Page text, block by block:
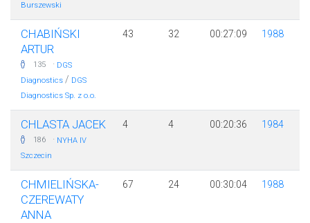
Burszewski
CHABIŃSKI
ARTUR
135 · DGS
Diagnostics / DGS
Diagnostics Sp. z o.o.
43 32 00:27:09 1988
CHLASTA JACEK
186 · NYHA IV
Szczecin
4 4 00:20:36 1984
CHMIELIŃSKA-
CZEREWATY
ANNA
67 24 00:30:04 1988